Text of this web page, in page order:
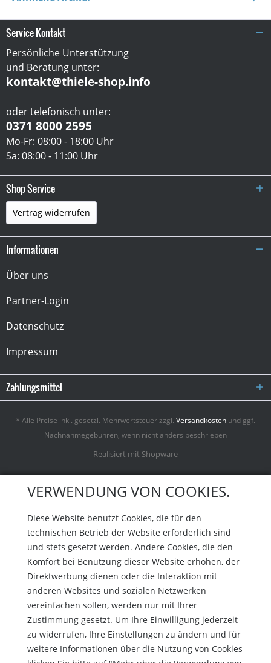
Service Kontakt
Persönliche Unterstützung
und Beratung unter:
kontakt@thiele-shop.info
oder telefonisch unter:
0371 8000 2595
Mo-Fr: 08:00 - 18:00 Uhr
Sa: 08:00 - 11:00 Uhr
Shop Service
Vertrag widerrufen
Informationen
Über uns
Partner-Login
Datenschutz
Impressum
Zahlungsmittel
* Alle Preise inkl. gesetzl. Mehrwertsteuer zzgl. Versandkosten und ggf.
Nachnahmegebühren, wenn nicht anders beschrieben
Realisiert mit Shopware
VERWENDUNG VON COOKIES.
Diese Website benutzt Cookies, die für den
technischen Betrieb der Website erforderlich sind
und stets gesetzt werden. Andere Cookies, die den
Komfort bei Benutzung dieser Website erhöhen, der
Direktwerbung dienen oder die Interaktion mit
anderen Websites und sozialen Netzwerken
vereinfachen sollen, werden nur mit Ihrer
Zustimmung gesetzt. Um Ihre Einwilligung jederzeit
zu widerrufen, Ihre Einstellungen zu ändern und für
weitere Informationen über die Nutzung von Cookies